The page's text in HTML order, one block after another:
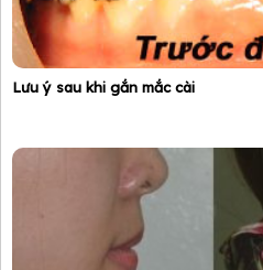
Lưu ý sau khi gắn mắc cài